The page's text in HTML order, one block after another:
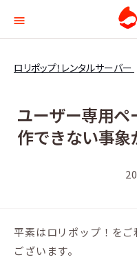
ロリポップ！レンタルサーバー
ユーザー専用
作できない事象
平素はロリポップ！を
ございます。